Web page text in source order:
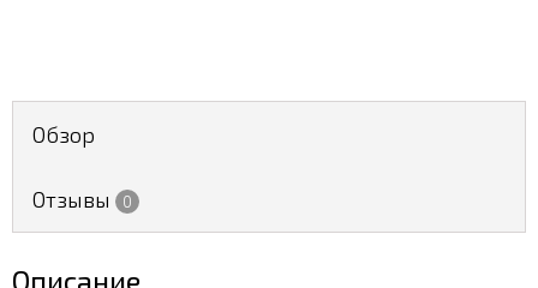
Обзор
Отзывы 0
Описание